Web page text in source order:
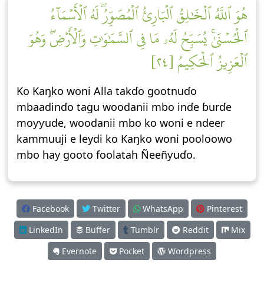
هُوَ ٱللَّهُ ٱلۡخَٰلِقُ ٱلۡبَارِئُ ٱلۡمُصَوِّرُۖ لَهُ ٱلۡأَسۡمَآءُ
ٱلۡحُسۡنَىٰۚ يُسَبِّحُ لَهُۥ مَا فِي ٱلسَّمَٰوَٰتِ وَٱلۡأَرۡضِۖ وَهُوَ
ٱلۡعَزِيزُ ٱلۡحَكِيمُ [٢٤]
Ko Kaŋko woni Alla takɗo gootnuɗo
mbaadinɗo tagu woodanii mbo inɗe ɓurɗe
moƴƴude, woodanii mbo ko woni e ndeer
kammuuji e leydi ko Kaŋko woni pooloowo
mbo hay gooto foolatah Ñeeñƴuɗo.
Facebook Twitter WhatsApp
Pinterest
LinkedIn
Buffer Tumblr Reddit
Mix
Evernote
Pocket Wordpress